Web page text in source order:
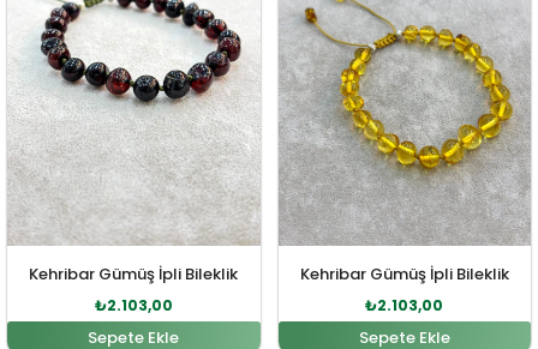
Kehribar Gümüş İpli Bileklik
₺2.103,00
Sepete Ekle
Kehribar Gümüş İpli Bileklik
₺2.103,00
Sepete Ekle